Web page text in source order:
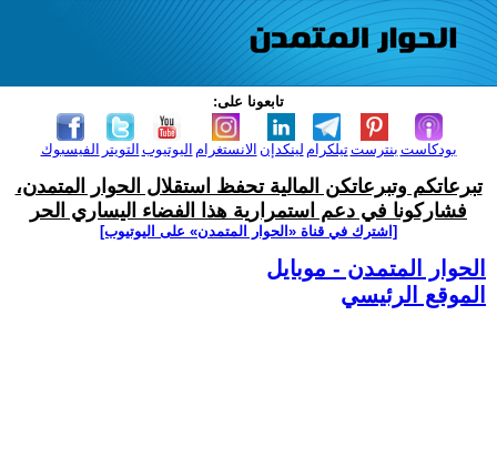
تابعونا على:
الفيسبوك التويتر اليوتيوب الانستغرام لينكدإن تيلكرامبنترست بودكاست
تبرعاتكم وتبرعاتكن المالية تحفظ استقلال الحوار المتمدن،
فشاركونا في دعم استمرارية هذا الفضاء اليساري الحر
[اشترك في قناة ‫«الحوار المتمدن» على اليوتيوب]
الحوار المتمدن - موبايل
الموقع الرئيسي